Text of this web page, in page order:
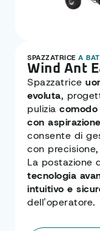
SPAZZATRICE A
Wind Ant
Spazzatrice
evoluta,
pulizia
con
consente di
con
La postazione
tecnologia
intuitivo e
dell’operatore.